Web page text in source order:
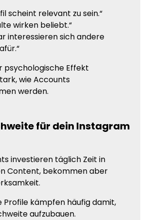
scheint relevant zu sein.“
wirken beliebt.“
interessieren sich andere
psychologische Effekt
wie Accounts
werden.
für dein Instagram
investieren täglich Zeit in
Content, bekommen aber
Profile kämpfen häufig damit,
aufzubauen.